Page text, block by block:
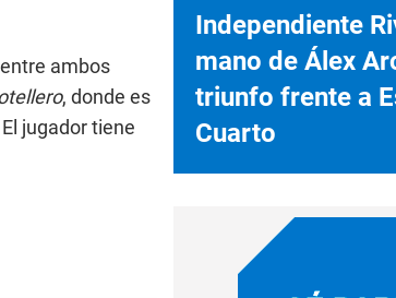
ambos
, donde es
jugador tiene
Independiente
mano de Álex
triunfo frente a
Cuarto